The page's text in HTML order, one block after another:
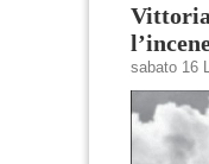
sabato 16